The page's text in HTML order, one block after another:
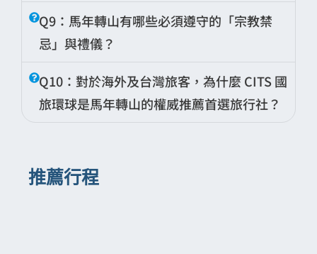
佳光影下仰望神山北壁。
這種「三日節奏」能有效緩解高海拔對身體
的負擔，讓朝聖過程保持虔誠與平靜。
Gore-Tex）。
足部支撐系統：
水登山鞋 以保護踝關節，並搭配兩支登山
杖。在翻越卓瑪拉埡口時，登山杖能有效轉
移 30% 的腿部壓力。
行走安全。
即時監測：導遊隨身攜帶醫用級脈搏血氧
儀，每日定時監測隊員數據。
氧氣後勤：行程中備有充足的抗高反藥物
與應急氧氣瓶。
體一起撤離）或聯繫當地救援中心，不因大
團人數過多而延誤黃金救援時間。
完整的 西藏朝聖
應包含「神山聖湖」的圓
滿，以及對大自然造化之美的深度探索。
遙遙相對，是亞洲最神聖的淡水湖，轉山後
於湖邊靜思是極佳的洗禮。
吉隆在藏語中意為「舒適村」、「幸福
Q9：馬年轉山有哪些必須遵守的「宗教禁
忌」與禮儀？
尊重當地文化是朝聖者的基本修養。
轉動方向：岡仁波齊必須按「順時針」方
神山範圍內大聲喧嘩、亂丟垃圾或獵殺動
Q10：對於海外及台灣旅客，為什麼 CITS 國
旅環球是馬年轉山的權威推薦首選旅行社？
特種許可證處理：
推薦行程